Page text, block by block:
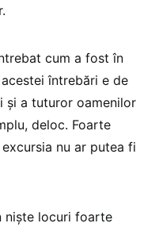
cum a fost în
întrebări e de
și a tuturor oamenilor
deloc. Foarte
nu ar putea fi
niște locuri foarte